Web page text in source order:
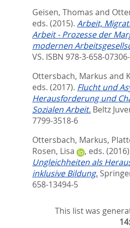
Geisen, Thomas and
eds. (2015). Arbeit,
Arbeit - Prozesse der
modernen
VS. ISBN 978-3-658-
Ottersbach, Markus and
eds. (2017). Flucht und
Herausforderung und
Sozialen Arbeit. Beltz
7799-3518-6
Ottersbach, Markus,
Rosen, Lisa
, eds.
Ungleichheiten als
inklusive Bildung.
658-13494-5
This list was